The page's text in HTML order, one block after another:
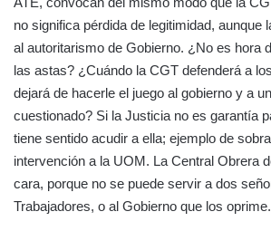
no significa pérdida de legitimidad, aunque
al autoritarismo de Gobierno. ¿No es hora
las astas? ¿Cuándo la CGT defenderá a
dejará de hacerle el juego al gobierno y a
cuestionado? Si la Justicia no es garantía
tiene sentido acudir a ella; ejemplo de
intervención a la UOM. La Central Obrera
cara, porque no se puede servir a dos
Trabajadores, o al Gobierno que los oprime.